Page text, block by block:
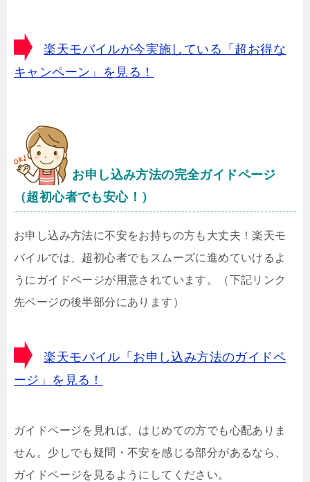
楽天モバイルが今実施している「超お得な
キャンペーン」を見る！
お申し込み方法の完全ガイドページ
（超初心者でも安心！）
お申し込み方法に不安をお持ちの方も大丈夫！楽天モ
バイルでは、超初心者でもスムーズに進めていけるよ
うにガイドページが用意されています。（下記リンク
先ページの後半部分にあります）
楽天モバイル「お申し込み方法のガイドペ
ージ」を見る！
ガイドページを見れば、はじめての方でも心配ありま
せん。少しでも疑問・不安を感じる部分があるなら、
ガイドページを見るようにしてください。